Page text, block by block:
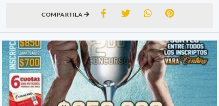
COMPARTILA